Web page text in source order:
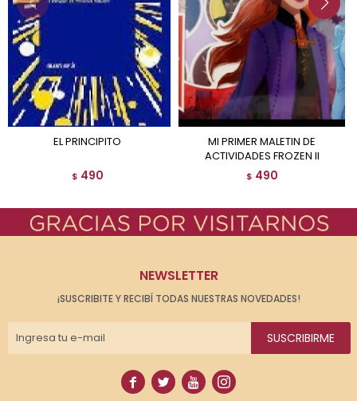
EL PRINCIPITO
$ 490
MI PRIMER MALETIN DE
ACTIVIDADES FROZEN II
$ 490
NEWSLETTER
¡SUSCRIBITE Y RECIBÍ TODAS NUESTRAS NOVEDADES!
SUSCRIBIRME
   